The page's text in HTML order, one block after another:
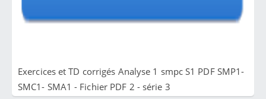
Exercices et TD corrigés Analyse 1 smpc S1 PDF SMP1-
SMC1- SMA1 - Fichier PDF 2 - série 3